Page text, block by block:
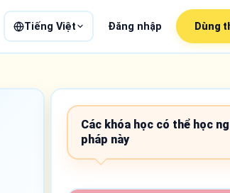
Tiếng Việt Đăng nhập Dùng
Các khóa học có thể học
pháp này